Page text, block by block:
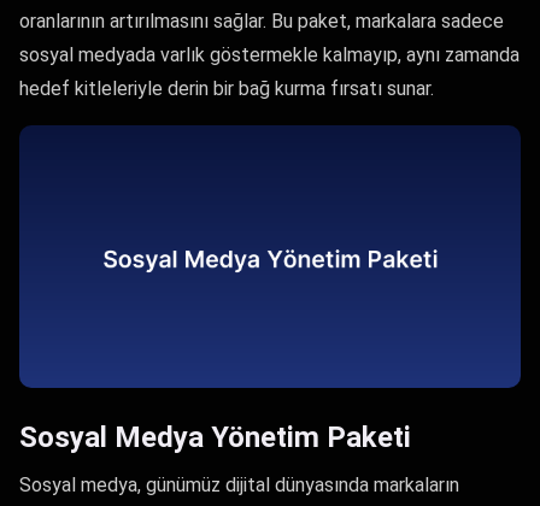
oranlarının artırılmasını sağlar. Bu paket, markalara sadece
sosyal medyada varlık göstermekle kalmayıp, aynı zamanda
hedef kitleleriyle derin bir bağ kurma fırsatı sunar.
Sosyal Medya Yönetim Paketi
Sosyal medya, günümüz dijital dünyasında markaların